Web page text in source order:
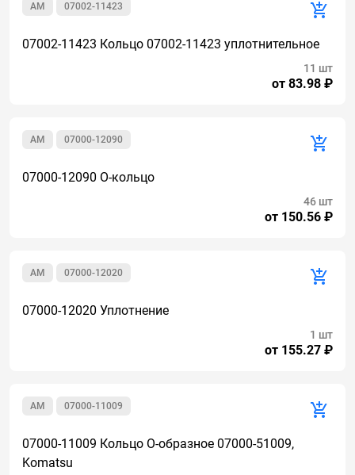
07002-11423
AM
07002-11423 Кольцо 07002-11423 уплотнительное
от 83.98 ₽
11 шт
07000-12090
AM
07000-12090 О-кольцо
от 150.56 ₽
46 шт
07000-12020
AM
07000-12020 Уплотнение
от 155.27 ₽
1 шт
07000-11009
AM
07000-11009 Кольцо О-образное 07000-51009,
Komatsu